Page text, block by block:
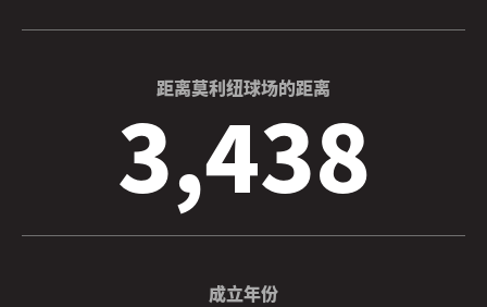
距离莫利纽球场的距离
3,438
成立年份